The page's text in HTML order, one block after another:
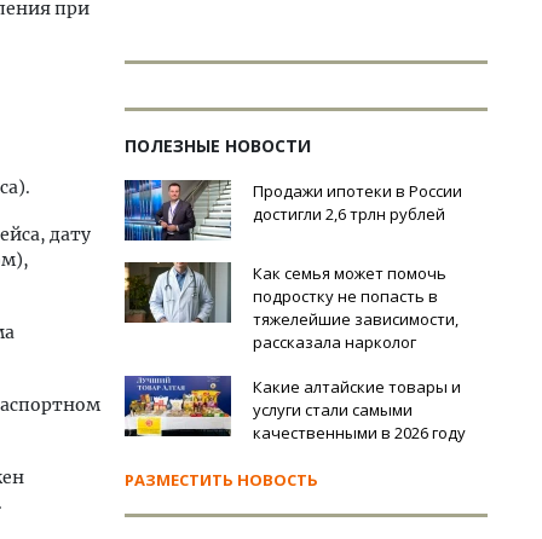
при
дату
ПОЛЕЗНЫЕ НОВОСТИ
Продажи ипотеки в России
достигли 2,6 трлн рублей
Как семья может помочь
подростку не попасть в
тяжелейшие зависимости,
рассказала нарколог
Какие алтайские товары и
услуги стали самыми
качественными в 2026 году
РАЗМЕСТИТЬ НОВОСТЬ